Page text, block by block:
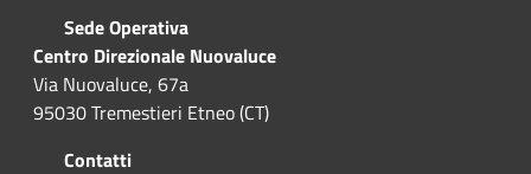
Sede Operativa
Centro Direzionale Nuovaluce
Via Nuovaluce, 67a
95030 Tremestieri Etneo (CT)
Contatti